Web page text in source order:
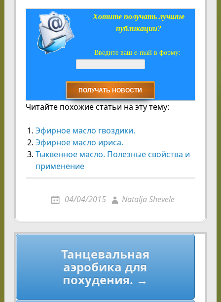
Хотите получать лучшие
публикации?
Введите ваш e-mail в форму:
Читайте похожие статьи на эту тему:
Эфирное масло гвоздики.
Эфирное масло ириса.
Тыквенное масло. Полезные свойства и
применение
04/04/2015 Natalja Shevele
Навигация
Танцевальная
аэробика для
похудения. →